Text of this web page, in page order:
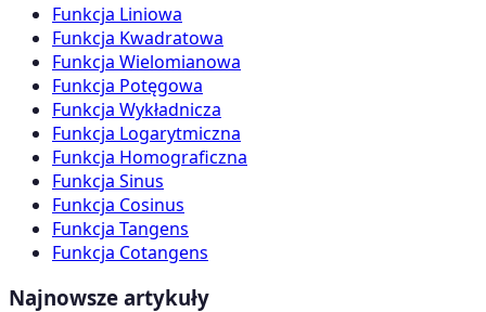
Funkcja Liniowa
Funkcja Kwadratowa
Funkcja Wielomianowa
Funkcja Potęgowa
Funkcja Wykładnicza
Funkcja Logarytmiczna
Funkcja Homograficzna
Funkcja Sinus
Funkcja Cosinus
Funkcja Tangens
Funkcja Cotangens
Najnowsze artykuły